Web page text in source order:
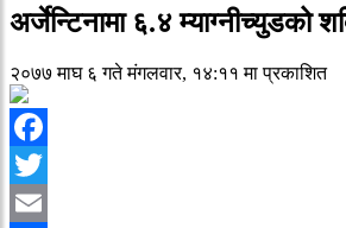
अर्जेन्टिनामा ६.४ म्याग्नीच्युडको
२०७७ माघ ६ गते मंगलवार, १४:११ मा प्रकाशित
Facebook
Twitter